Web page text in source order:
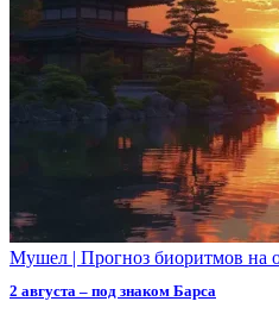
Мушел | Прогноз биоритмов на
2 августа – под знаком Барса